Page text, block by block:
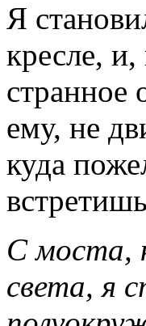
Я
кресле,
ему, не
куда
С моста,
света, я